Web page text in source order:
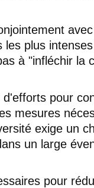
plus
à "infléchir la
pour
mesures
exige un
un large
pour